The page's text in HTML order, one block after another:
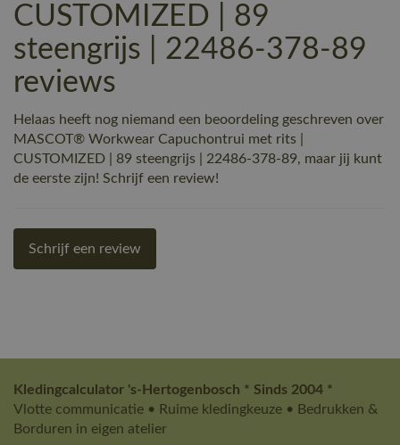
CUSTOMIZED | 89
steengrijs | 22486-378-89
reviews
Helaas heeft nog niemand een beoordeling geschreven over
MASCOT® Workwear Capuchontrui met rits |
CUSTOMIZED | 89 steengrijs | 22486-378-89, maar jij kunt
de eerste zijn! Schrijf een review!
Schrijf een review
Kledingcalculator 's-Hertogenbosch * Sinds 2004 *
Vlotte communicatie • Ruime kledingkeuze • Bedrukken &
Borduren in eigen atelier